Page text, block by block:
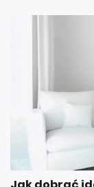
Jak dobrać
Praktyczny